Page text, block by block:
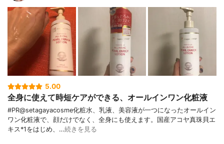
5.00
全身に使えて時短ケアができる、オールインワン化粧液
#PR@setagayacosme化粧水、乳液、美容液が一つになったオールイン
ワン化粧液で、顔だけでなく、全身にも使えます。国産アコヤ真珠貝エ
キス*1をはじめ、…続きを見る